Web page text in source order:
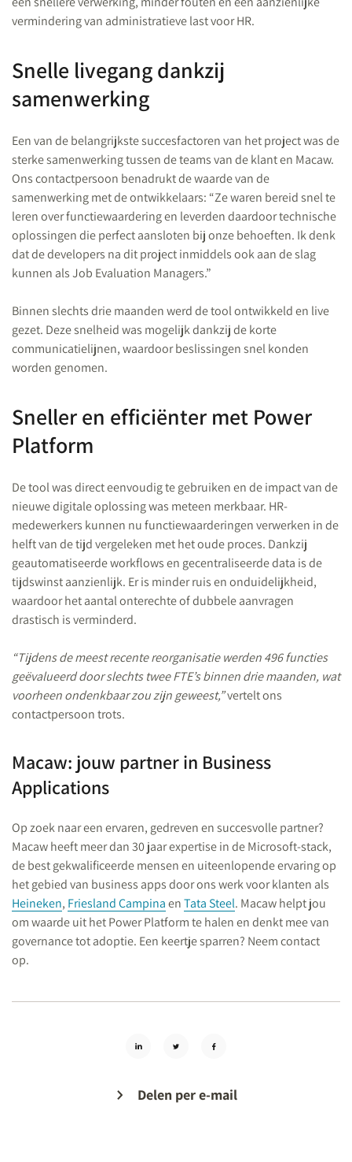
vermindering van administratieve last voor HR.
Snelle livegang dankzij
samenwerking
Een van de belangrijkste succesfactoren van het project was de
sterke samenwerking tussen de teams van de klant en Macaw.
Ons contactpersoon benadrukt de waarde van de
samenwerking met de ontwikkelaars: “Ze waren bereid snel te
leren over functiewaardering en leverden daardoor technische
oplossingen die perfect aansloten bij onze behoeften. Ik denk
dat de developers na dit project inmiddels ook aan de slag
kunnen als Job Evaluation Managers.”
Binnen slechts drie maanden werd de tool ontwikkeld en live
gezet. Deze snelheid was mogelijk dankzij de korte
communicatielijnen, waardoor beslissingen snel konden
worden genomen.
Sneller en efficiënter met Power
Platform
De tool was direct eenvoudig te gebruiken en de impact van de
nieuwe digitale oplossing was meteen merkbaar. HR-
medewerkers kunnen nu functiewaarderingen verwerken in de
helft van de tijd vergeleken met het oude proces. Dankzij
geautomatiseerde workflows en gecentraliseerde data is de
tijdswinst aanzienlijk. Er is minder ruis en onduidelijkheid,
waardoor het aantal onterechte of dubbele aanvragen
drastisch is verminderd.
“Tijdens de meest recente reorganisatie werden 496 functies
geëvalueerd door slechts twee FTE’s binnen drie maanden, wat
voorheen ondenkbaar zou zijn geweest,”vertelt ons
contactpersoon trots.
Macaw: jouw partner in Business
Applications
Op zoek naar een ervaren, gedreven en succesvolle partner?
Macaw heeft meer dan 30 jaar expertise in de Microsoft-stack,
de best gekwalificeerde mensen en uiteenlopende ervaring op
het gebied van business apps door ons werk voor klanten als
Heineken, Friesland CampinaenTata Steel. Macaw helpt jou
om waarde uit het Power Platform te halen en denkt mee van
governance tot adoptie. Een keertje sparren? Neem contact
op.
Delen per e-mail